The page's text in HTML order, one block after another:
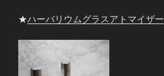
★ハーバリウムグラスアトマイザー